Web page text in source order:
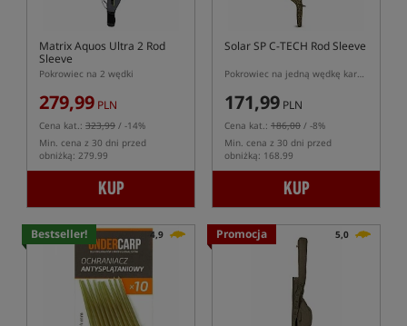
Matrix Aquos Ultra 2 Rod
Sleeve
Pokrowiec na 2 wędki
279,99 PLN
Cena kat.: 323,99 / -14%
Min. cena z 30 dni przed
obniżką: 279.99
KUP
Solar SP C-TECH Rod Sleeve
Pokrowiec na jedną wędkę karpiową
171,99 PLN
Cena kat.: 186,00 / -8%
Min. cena z 30 dni przed
obniżką: 168.99
KUP
Bestseller! 4,9 Promocja 5,0